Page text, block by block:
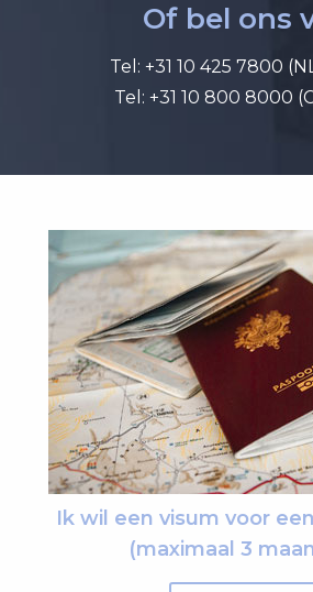
Of bel ons
Tel: +31 10 425 7800
Tel: +31 10 800 8000
Ik wil een visum voor
(maximaal 3